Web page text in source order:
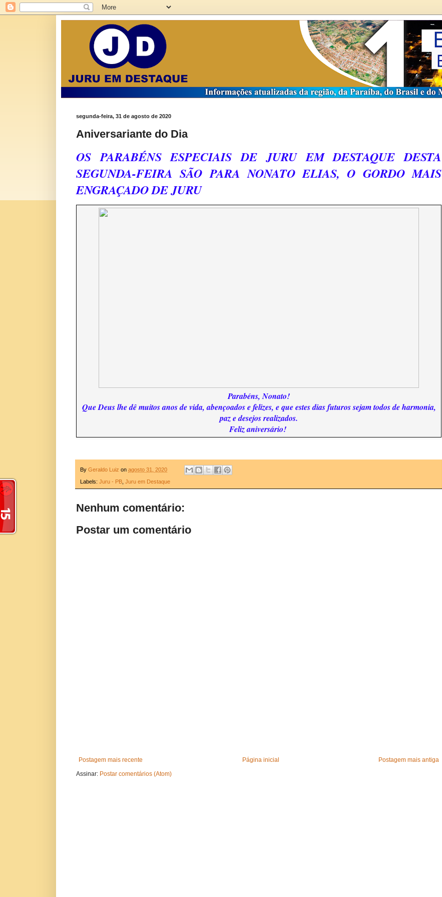
segunda-feira, 31 de agosto de 2020
Aniversariante do Dia
OS PARABÉNS ESPECIAIS DE JURU EM DESTAQUE DESTA
SEGUNDA-FEIRA SÃO PARA NONATO ELIAS, O GORDO MAIS
ENGRAÇADO DE JURU
Parabéns, Nonato!
Que Deus lhe dê muitos anos de vida, abençoados e felizes, e que estes dias futuros sejam todos de harmonia,
paz e desejos realizados.
Feliz aniversário!
By Geraldo Luiz on agosto 31, 2020
Labels: Juru - PB Juru em Destaque
Nenhum comentário:
Postar um comentário
Postagem mais recente Postagem mais antiga
Página inicial
Assinar: Postar comentários (Atom)